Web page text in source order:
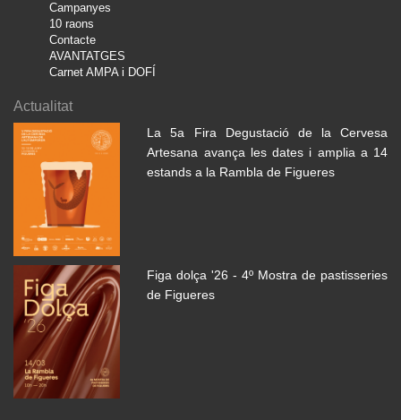
Campanyes
10 raons
Contacte
AVANTATGES
Carnet AMPA i DOFÍ
Actualitat
La 5a Fira Degustació de la Cervesa
Artesana avança les dates i amplia a 14
estands a la Rambla de Figueres
Figa dolça '26 - 4º Mostra de pastisseries
de Figueres